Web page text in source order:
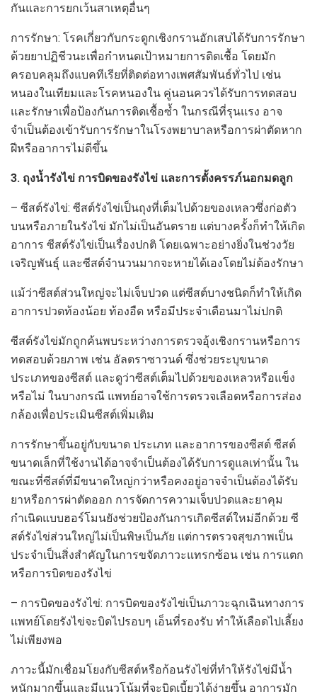
กันและการยกเว้นสาเหตุอื่นๆ
การรักษา: โรคเกี่ยวกับกระดูกเชิงกรานอักเสบได้รับการรักษา
ด้วยยาปฏิชีวนะเพื่อกำหนดเป้าหมายการติดเชื้อ โดยมัก
ครอบคลุมถึงแบคทีเรียที่ติดต่อทางเพศสัมพันธ์ทั่วไป เช่น
หนองในเทียมและโรคหนองใน คู่นอนควรได้รับการทดสอบ
และรักษาเพื่อป้องกันการติดเชื้อซ้ำ ในกรณีที่รุนแรง อาจ
จำเป็นต้องเข้ารับการรักษาในโรงพยาบาลหรือการผ่าตัดหาก
ฝีหรืออาการไม่ดีขึ้น
3. ถุงน้ำรังไข่ การบิดของรังไข่ และการตั้งครรภ์นอกมดลูก
– ซีสต์รังไข่: ซีสต์รังไข่เป็นถุงที่เต็มไปด้วยของเหลวซึ่งก่อตัว
บนหรือภายในรังไข่ มักไม่เป็นอันตราย แต่บางครั้งก็ทำให้เกิด
อาการ ซีสต์รังไข่เป็นเรื่องปกติ โดยเฉพาะอย่างยิ่งในช่วงวัย
เจริญพันธุ์ และซีสต์จำนวนมากจะหายได้เองโดยไม่ต้องรักษา
แม้ว่าซีสต์ส่วนใหญ่จะไม่เจ็บปวด แต่ซีสต์บางชนิดก็ทำให้เกิด
อาการปวดท้องน้อย ท้องอืด หรือมีประจำเดือนมาไม่ปกติ
ซีสต์รังไข่มักถูกค้นพบระหว่างการตรวจอุ้งเชิงกรานหรือการ
ทดสอบด้วยภาพ เช่น อัลตราซาวนด์ ซึ่งช่วยระบุขนาด
ประเภทของซีสต์ และดูว่าซีสต์เต็มไปด้วยของเหลวหรือแข็ง
หรือไม่ ในบางกรณี แพทย์อาจใช้การตรวจเลือดหรือการส่อง
กล้องเพื่อประเมินซีสต์เพิ่มเติม
การรักษาขึ้นอยู่กับขนาด ประเภท และอาการของซีสต์ ซีสต์
ขนาดเล็กที่ใช้งานได้อาจจำเป็นต้องได้รับการดูแลเท่านั้น ใน
ขณะที่ซีสต์ที่มีขนาดใหญ่กว่าหรือคงอยู่อาจจำเป็นต้องได้รับ
ยาหรือการผ่าตัดออก การจัดการความเจ็บปวดและยาคุม
กำเนิดแบบฮอร์โมนยังช่วยป้องกันการเกิดซีสต์ใหม่อีกด้วย ซี
สต์รังไข่ส่วนใหญ่ไม่เป็นพิษเป็นภัย แต่การตรวจสุขภาพเป็น
ประจำเป็นสิ่งสำคัญในการขจัดภาวะแทรกซ้อน เช่น การแตก
หรือการบิดของรังไข่
– การบิดของรังไข่: การบิดของรังไข่เป็นภาวะฉุกเฉินทางการ
แพทย์โดยรังไข่จะบิดไปรอบๆ เอ็นที่รองรับ ทำให้เลือดไปเลี้ยง
ไม่เพียงพอ
ภาวะนี้มักเชื่อมโยงกับซีสต์หรือก้อนรังไข่ที่ทำให้รังไข่มีน้ำ
หนักมากขึ้นและมีแนวโน้มที่จะบิดเบี้ยวได้ง่ายขึ้น อาการมัก